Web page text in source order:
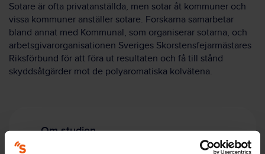
Sotare är ofta privatanställda, men sotar åt kommuner och
vissa kommuner anställer sotare. Forskarna samarbetar
bland annat med Kommunal, som organiserar sotarna, och
arbetsgivarorganisationen Sveriges Skorstensfejarmästares
Riksförbund för att föra ut resultaten och få till stånd
skyddsåtgärder mot de polyaromatiska kolvätena.
Om studien